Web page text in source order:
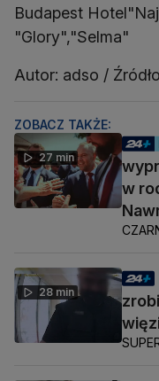
Budapest
"Glory","Selma"
Autor: adso /
ZOBACZ TAKŻE:
27 min
w
28 min